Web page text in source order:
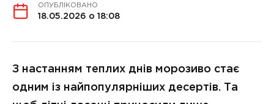
ОПУБЛІКОВАНО
18.05.2026 о 18:08
З настанням теплих днів морозиво стає
одним із найпопулярніших десертів. Та